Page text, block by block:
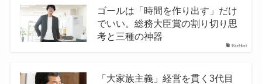
BizHint
ゴールは「時間を作り出す」だけ
でいい。総務大臣賞の割り切り思
考と三種の神器
「大家族主義」経営を貫く3代目